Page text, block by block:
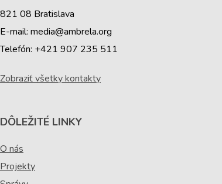
821 08 Bratislava
E-mail: media@ambrela.org
Telefón: +421 907 235 511
Zobraziť všetky kontakty
DÔLEŽITÉ LINKY
O nás
Projekty